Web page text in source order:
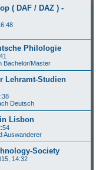
( DAF / DAZ ) -
Philologie
Bachelor/Master
Lehramt-Studien
Deutsch
Lisbon
Auswanderer
Society
14:32